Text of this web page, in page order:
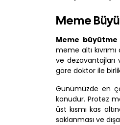
Meme
Meme büyütme
meme altı
ve dezavantajları
göre doktor ile
Günümüzde en
konudur. Protez
üst kısmı kas
saklanması ve